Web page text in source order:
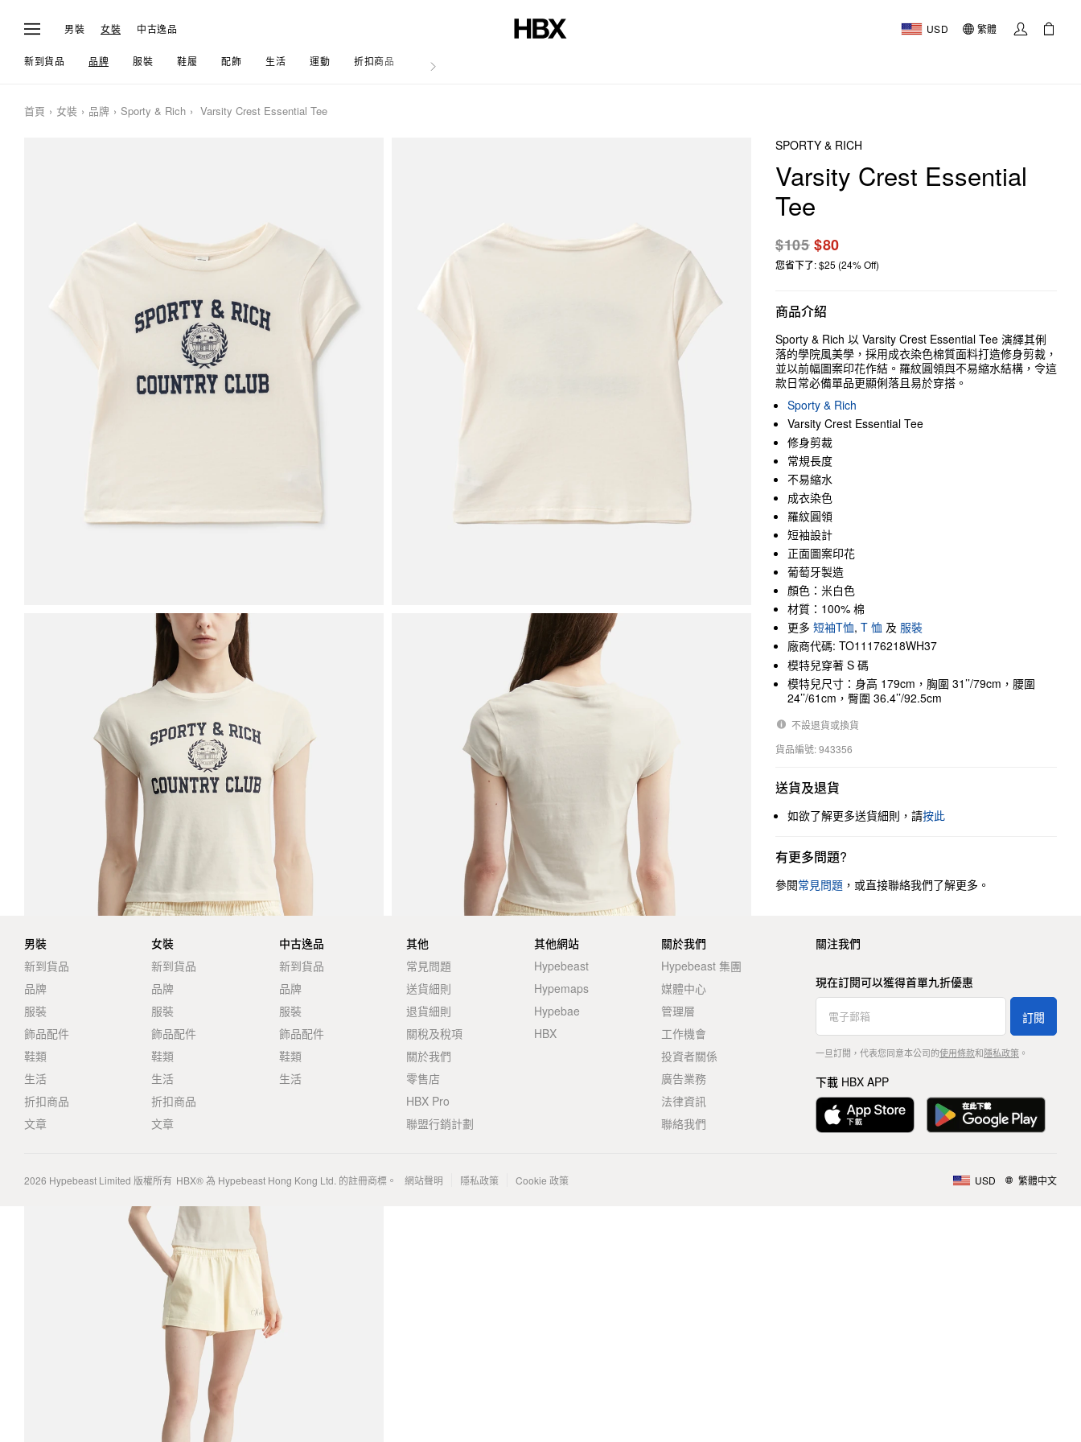
男裝 女裝 中古逸品 USD 繁體
新到貨品 品牌 服裝 鞋履 配飾 生活 運動 折扣商品 文章
首頁 女裝 品牌 Sporty & Rich Varsity Crest Essential Tee
SPORTY & RICH
Varsity Crest Essential
Tee
$105$80
您省下了: $25 (24% Off)
商品介紹
Sporty & Rich 以 Varsity Crest Essential Tee 演繹其俐
落的學院風美學，採用成衣染色棉質面料打造修身剪裁，
並以前幅圖案印花作結。羅紋圓領與不易縮水結構，令這
款日常必備單品更顯俐落且易於穿搭。
Sporty & Rich
Varsity Crest Essential Tee
修身剪裁
常規長度
不易縮水
成衣染色
羅紋圓領
短袖設計
正面圖案印花
葡萄牙製造
顏色：米白色
材質：100% 棉
更多 短袖T恤, T 恤 及 服裝
廠商代碼: TO11176218WH37
模特兒穿著 S 碼
模特兒尺寸：身高 179cm，胸圍 31’’/79cm，腰圍
24’’/61cm，臀圍 36.4’’/92.5cm
不設退貨或換貨
貨品編號: 943356
送貨及退貨
如欲了解更多送貨細則，請按此
有更多問題?
參閱常見問題 ，或直接聯絡我們了解更多。
男裝
新到貨品
品牌
服裝
飾品配件
鞋類
生活
折扣商品
文章
女裝
新到貨品
品牌
服裝
飾品配件
鞋類
生活
折扣商品
文章
中古逸品
新到貨品
品牌
服裝
飾品配件
鞋類
生活
其他
常見問題
送貨細則
退貨細則
關稅及稅項
關於我們
零售店
HBX Pro
聯盟行銷計劃
其他網站
Hypebeast
Hypemaps
Hypebae
HBX
關於我們
Hypebeast 集團
媒體中心
管理層
工作機會
投資者關係
廣告業務
法律資訊
聯絡我們
關注我們
現在訂閱可以獲得首單九折優惠
訂閱
一旦訂閱，代表您同意本公司的使用條款和隱私政策。
下載 HBX APP
2026 Hypebeast Limited 版權所有 HBX® 為 Hypebeast Hong Kong Ltd. 的註冊商標。 網站聲明 隱私政策 Cookie 政策 USD 繁體中文